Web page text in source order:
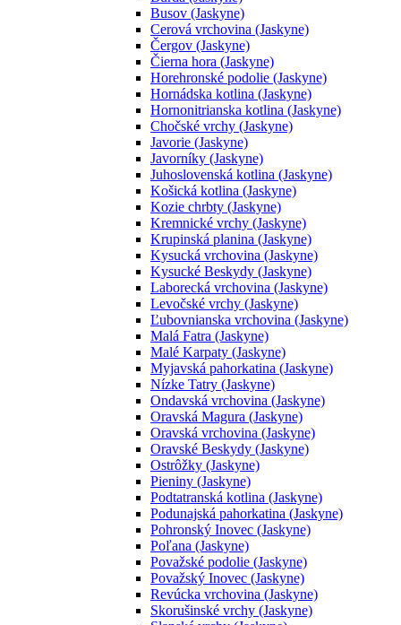
Busov (Jaskyne)
Cerová vrchovina (Jaskyne)
Čergov (Jaskyne)
Čierna hora (Jaskyne)
Horehronské podolie (Jaskyne)
Hornádska kotlina (Jaskyne)
Hornonitrianska kotlina (Jaskyne)
Chočské vrchy (Jaskyne)
Javorie (Jaskyne)
Javorníky (Jaskyne)
Juhoslovenská kotlina (Jaskyne)
Košická kotlina (Jaskyne)
Kozie chrbty (Jaskyne)
Kremnické vrchy (Jaskyne)
Krupinská planina (Jaskyne)
Kysucká vrchovina (Jaskyne)
Kysucké Beskydy (Jaskyne)
Laborecká vrchovina (Jaskyne)
Levočské vrchy (Jaskyne)
Ľubovnianska vrchovina (Jaskyne)
Malá Fatra (Jaskyne)
Malé Karpaty (Jaskyne)
Myjavská pahorkatina (Jaskyne)
Nízke Tatry (Jaskyne)
Ondavská vrchovina (Jaskyne)
Oravská Magura (Jaskyne)
Oravská vrchovina (Jaskyne)
Oravské Beskydy (Jaskyne)
Ostrôžky (Jaskyne)
Pieniny (Jaskyne)
Podtatranská kotlina (Jaskyne)
Podunajská pahorkatina (Jaskyne)
Pohronský Inovec (Jaskyne)
Poľana (Jaskyne)
Považské podolie (Jaskyne)
Považský Inovec (Jaskyne)
Revúcka vrchovina (Jaskyne)
Skorušinské vrchy (Jaskyne)